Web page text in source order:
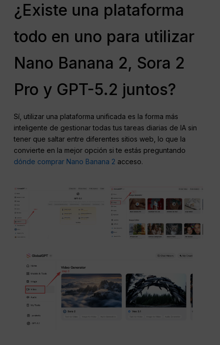
¿Existe una plataforma
todo en uno para utilizar
Nano Banana 2, Sora 2
Pro y GPT-5.2 juntos?
Sí, utilizar una plataforma unificada es la forma más
inteligente de gestionar todas tus tareas diarias de IA sin
tener que saltar entre diferentes sitios web, lo que la
convierte en la mejor opción si te estás preguntando
dónde comprar Nano Banana 2 acceso.